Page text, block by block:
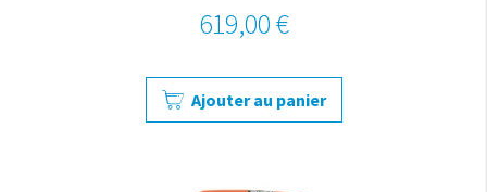
619,00 €
Ajouter au panier